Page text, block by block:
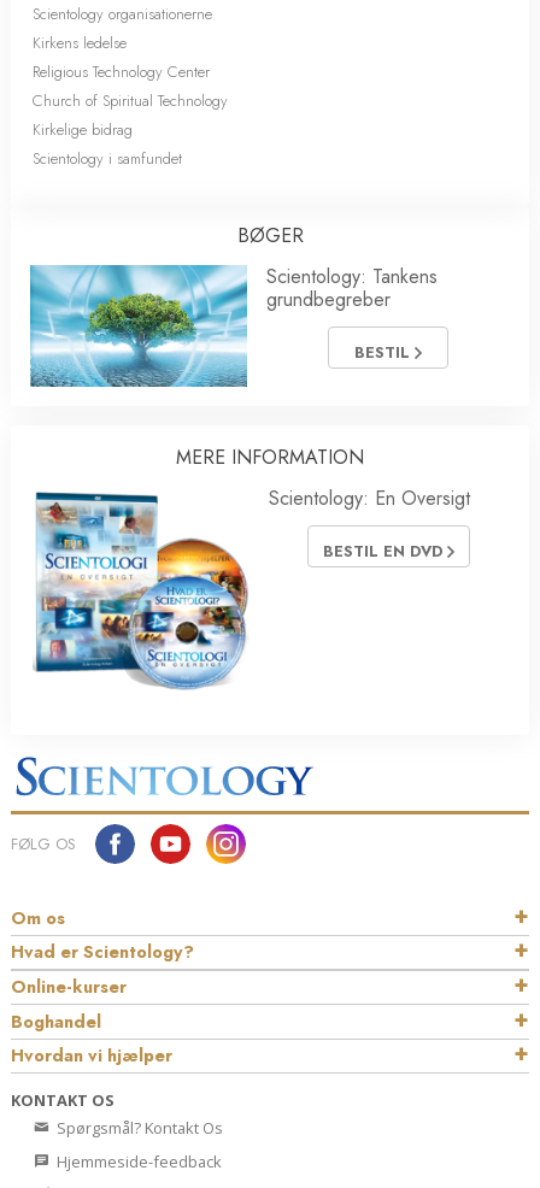
Scientology organisationerne
Kirkens ledelse
Religious Technology Center
Church of Spiritual Technology
Kirkelige bidrag
Scientology i samfundet
BØGER
Scientology: Tankens
grundbegreber
BESTIL
MERE INFORMATION
Scientology: En Oversigt
BESTIL EN DVD
FØLG OS
Om os
Hvad er Scientology?
Online-kurser
Boghandel
Hvordan vi hjælper
KONTAKT OS
Spørgsmål? Kontakt Os
Hjemmeside-feedback